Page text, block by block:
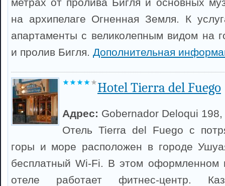
на архипелаге Огненная Земля. К
апартаменты с великолепным видом на
и пролив Бигля. Дополнительная
Hotel Tierra del Fuego
Адрес: Gobernador Deloqui
Отель Tierra del Fuego с
горы и море расположен в городе
бесплатный Wi-Fi. В этом оформленном
отеле работает фитнес-центр.